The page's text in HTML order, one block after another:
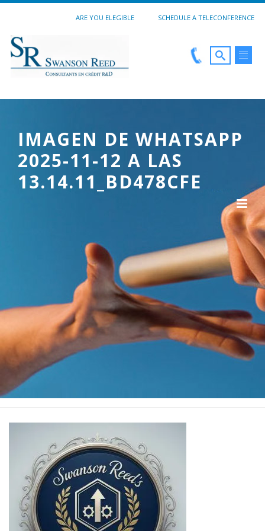
ARE YOU ELEGIBLE SCHEDULE A TELECONFERENCE
IMAGEN DE WHATSAPP
2025-11-12 A LAS
13.14.11_BD478CFE